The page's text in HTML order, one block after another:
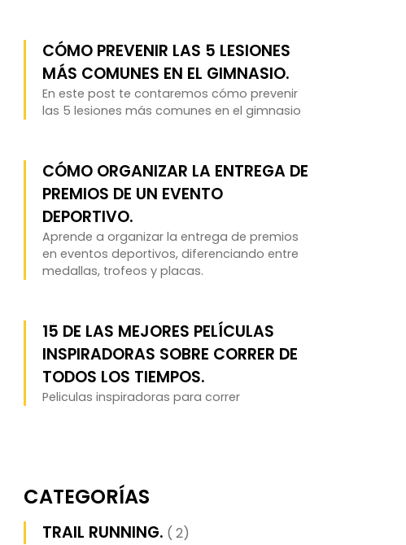
CÓMO PREVENIR LAS 5 LESIONES
MÁS COMUNES EN EL GIMNASIO.
En este post te contaremos cómo prevenir
las 5 lesiones más comunes en el gimnasio
CÓMO ORGANIZAR LA ENTREGA DE
PREMIOS DE UN EVENTO
DEPORTIVO.
Aprende a organizar la entrega de premios
en eventos deportivos, diferenciando entre
medallas, trofeos y placas.
15 DE LAS MEJORES PELÍCULAS
INSPIRADORAS SOBRE CORRER DE
TODOS LOS TIEMPOS.
Peliculas inspiradoras para correr
CATEGORÍAS
TRAIL RUNNING. ( 2)